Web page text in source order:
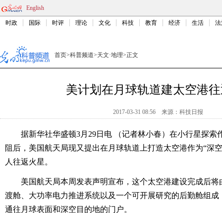
English
时政 国际 时评 理论 文化 科技 教育 经济 生活
首页>科普频道>天文·地理>正文
美计划在月球轨道建太空港
2017-03-31 08:56 来源： 科技日报
据新华社华盛顿3月29日电 （记者林小春）在小行星探索
阻后，美国航天局现又提出在月球轨道上打造太空港作为“深
人往返火星。
美国航天局本周发表声明宣布，这个太空港建设完成后将
渡舱、大功率电力推进系统以及一个可开展研究的后勤舱组
通往月球表面和深空目的地的门户。